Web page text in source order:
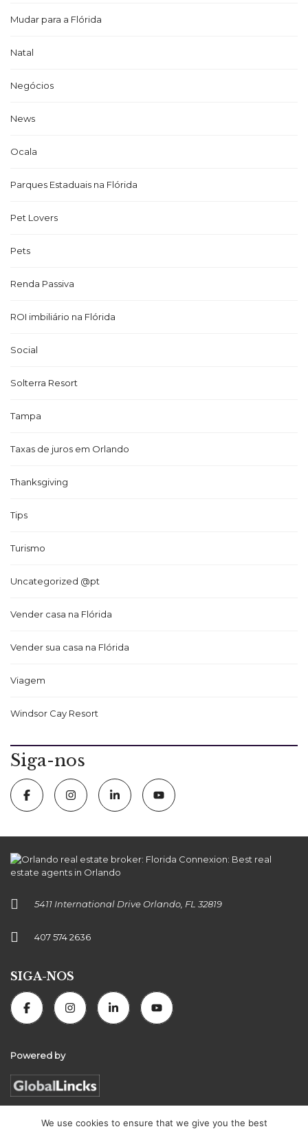
Mudar para a Flórida
Natal
Negócios
News
Ocala
Parques Estaduais na Flórida
Pet Lovers
Pets
Renda Passiva
ROI imbiliário na Flórida
Social
Solterra Resort
Tampa
Taxas de juros em Orlando
Thanksgiving
Tips
Turismo
Uncategorized @pt
Vender casa na Flórida
Vender sua casa na Flórida
Viagem
Windsor Cay Resort
Siga-nos
5411 International Drive Orlando, FL 32819
407 574 2636
SIGA-NOS
Powered by
We use cookies to ensure that we give you the best